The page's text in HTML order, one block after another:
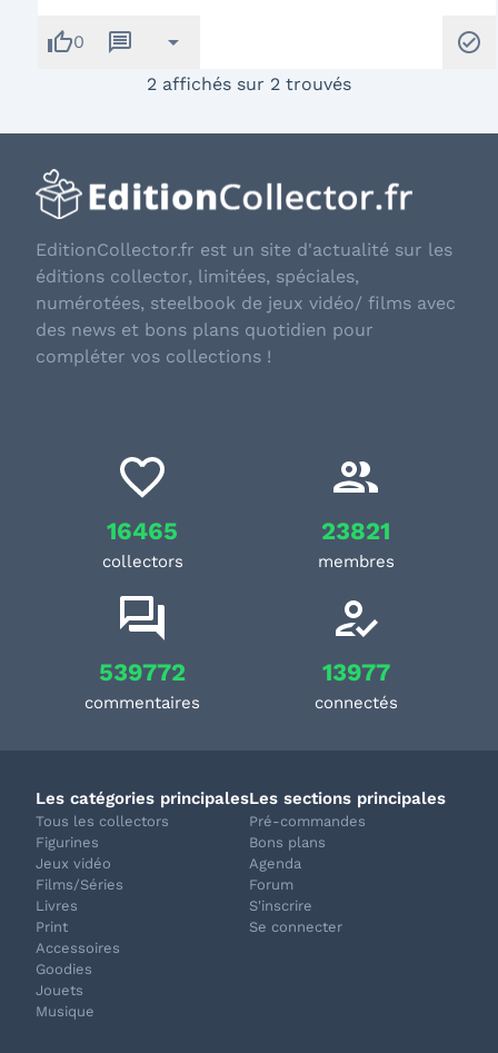
thumb_up0 message arrow_drop_down check_circle
2 affichés sur 2 trouvés
EditionCollector.fr est un site d'actualité sur les
éditions collector, limitées, spéciales,
numérotées, steelbook de jeux vidéo/ films avec
des news et bons plans quotidien pour
compléter vos collections !
16465
collectors
23821
membres
539772
commentaires
13977
connectés
Les catégories principales
Tous les collectors
Figurines
Jeux vidéo
Films/Séries
Livres
Print
Accessoires
Goodies
Jouets
Musique
Les sections principales
Pré-commandes
Bons plans
Agenda
Forum
S'inscrire
Se connecter